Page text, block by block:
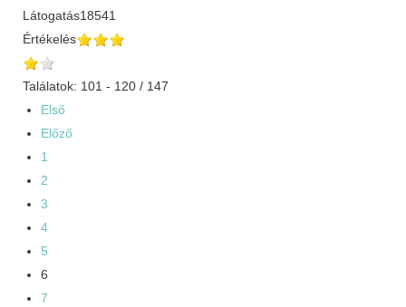
Látogatás18541
Értékelés
Találatok: 101 - 120 / 147
Első
Előző
1
2
3
4
5
6
7